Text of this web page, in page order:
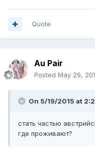
Quote
Au Pair
Posted May 29,
On 5/19/2015 at
стать частью
где проживают?